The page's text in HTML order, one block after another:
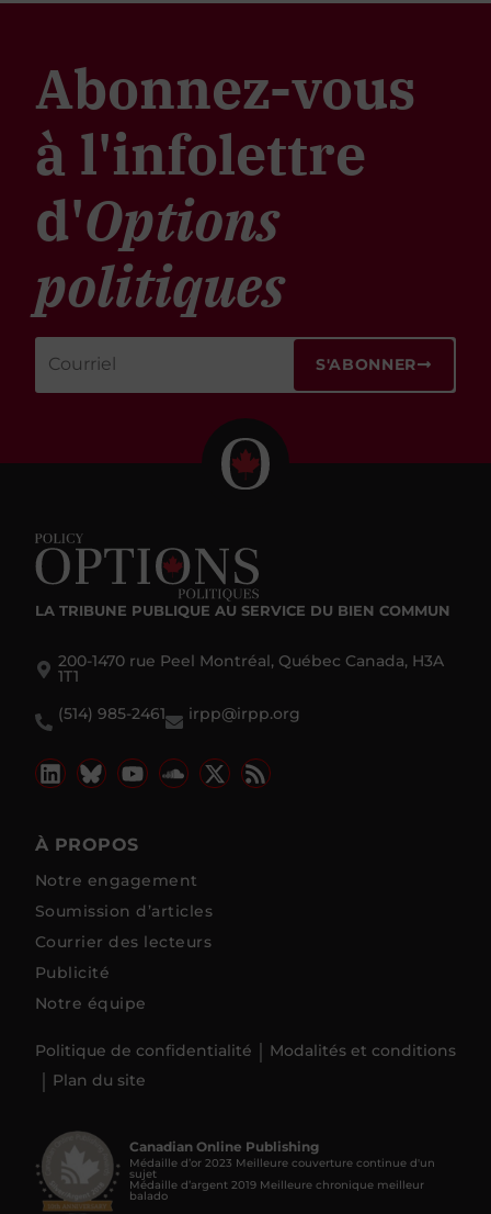
Abonnez-vous
à l'infolettre
d'Options
politiques
S'ABONNER
LA TRIBUNE PUBLIQUE AU SERVICE DU BIEN COMMUN
200-1470 rue Peel Montréal, Québec Canada, H3A
1T1
(514) 985-2461
irpp@irpp.org
À PROPOS
Notre engagement
Soumission d’articles
Courrier des lecteurs
Publicité
Notre équipe
Politique de confidentialité
Modalités et conditions
Plan du site
Canadian Online Publishing
Médaille d’or 2023 Meilleure couverture continue d'un
sujet
Médaille d’argent 2019 Meilleure chronique meilleur
balado